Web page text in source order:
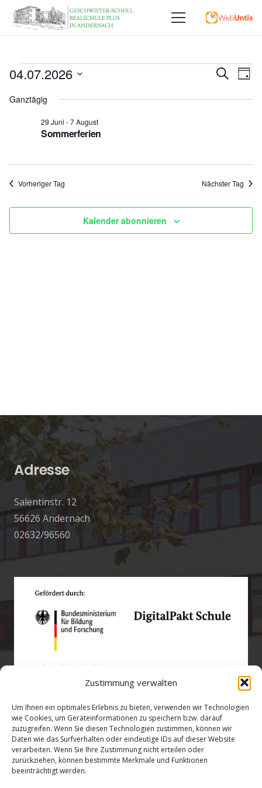
Zustimmung verwalten
Um Ihnen ein optimales Erlebnis zu bieten, verwenden wir Technologien
wie Cookies, um Geräteinformationen zu speichern bzw. darauf
zuzugreifen. Wenn Sie diesen Technologien zustimmen, können wir
Daten wie das Surfverhalten oder eindeutige IDs auf dieser Website
verarbeiten. Wenn Sie Ihre Zustimmung nicht erteilen oder
zurückziehen, können bestimmte Merkmale und Funktionen
beeinträchtigt werden.
Veranstaltungen
Für
Juli
,
2026
SucheTag
04.07.2026
wählen.
Ganztägig
Sommerferien
29 Juni -7 August
Vorheriger Tag Nächster Tag
Kalender abonnieren
Adresse
Salentinstr. 12
56626 Andernach
02632/96560
Öffnungszeiten